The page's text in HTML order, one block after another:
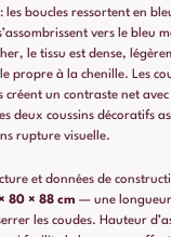
les boucles ressortent en
vers le bleu
le tissu est dense,
propre à la chenille. Les
créent un contraste net
deux coussins décoratifs
rupture visuelle.
et données de
× 80 × 88 cm — une
les coudes. Hauteur